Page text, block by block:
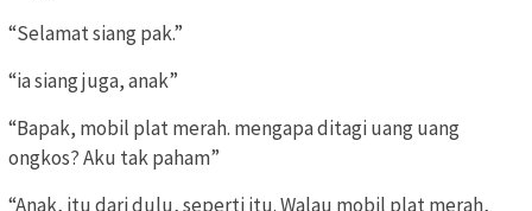
“Selamat siang pak.”
“ia siang juga, anak”
“Bapak, mobil plat merah. mengapa ditagi uang uang
ongkos? Aku tak paham”
“Anak, itu dari dulu, seperti itu. Walau mobil plat merah,